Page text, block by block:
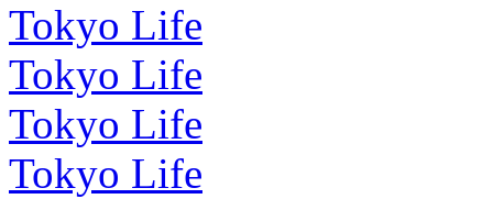
Tokyo Life
Tokyo Life
Tokyo Life
Tokyo Life